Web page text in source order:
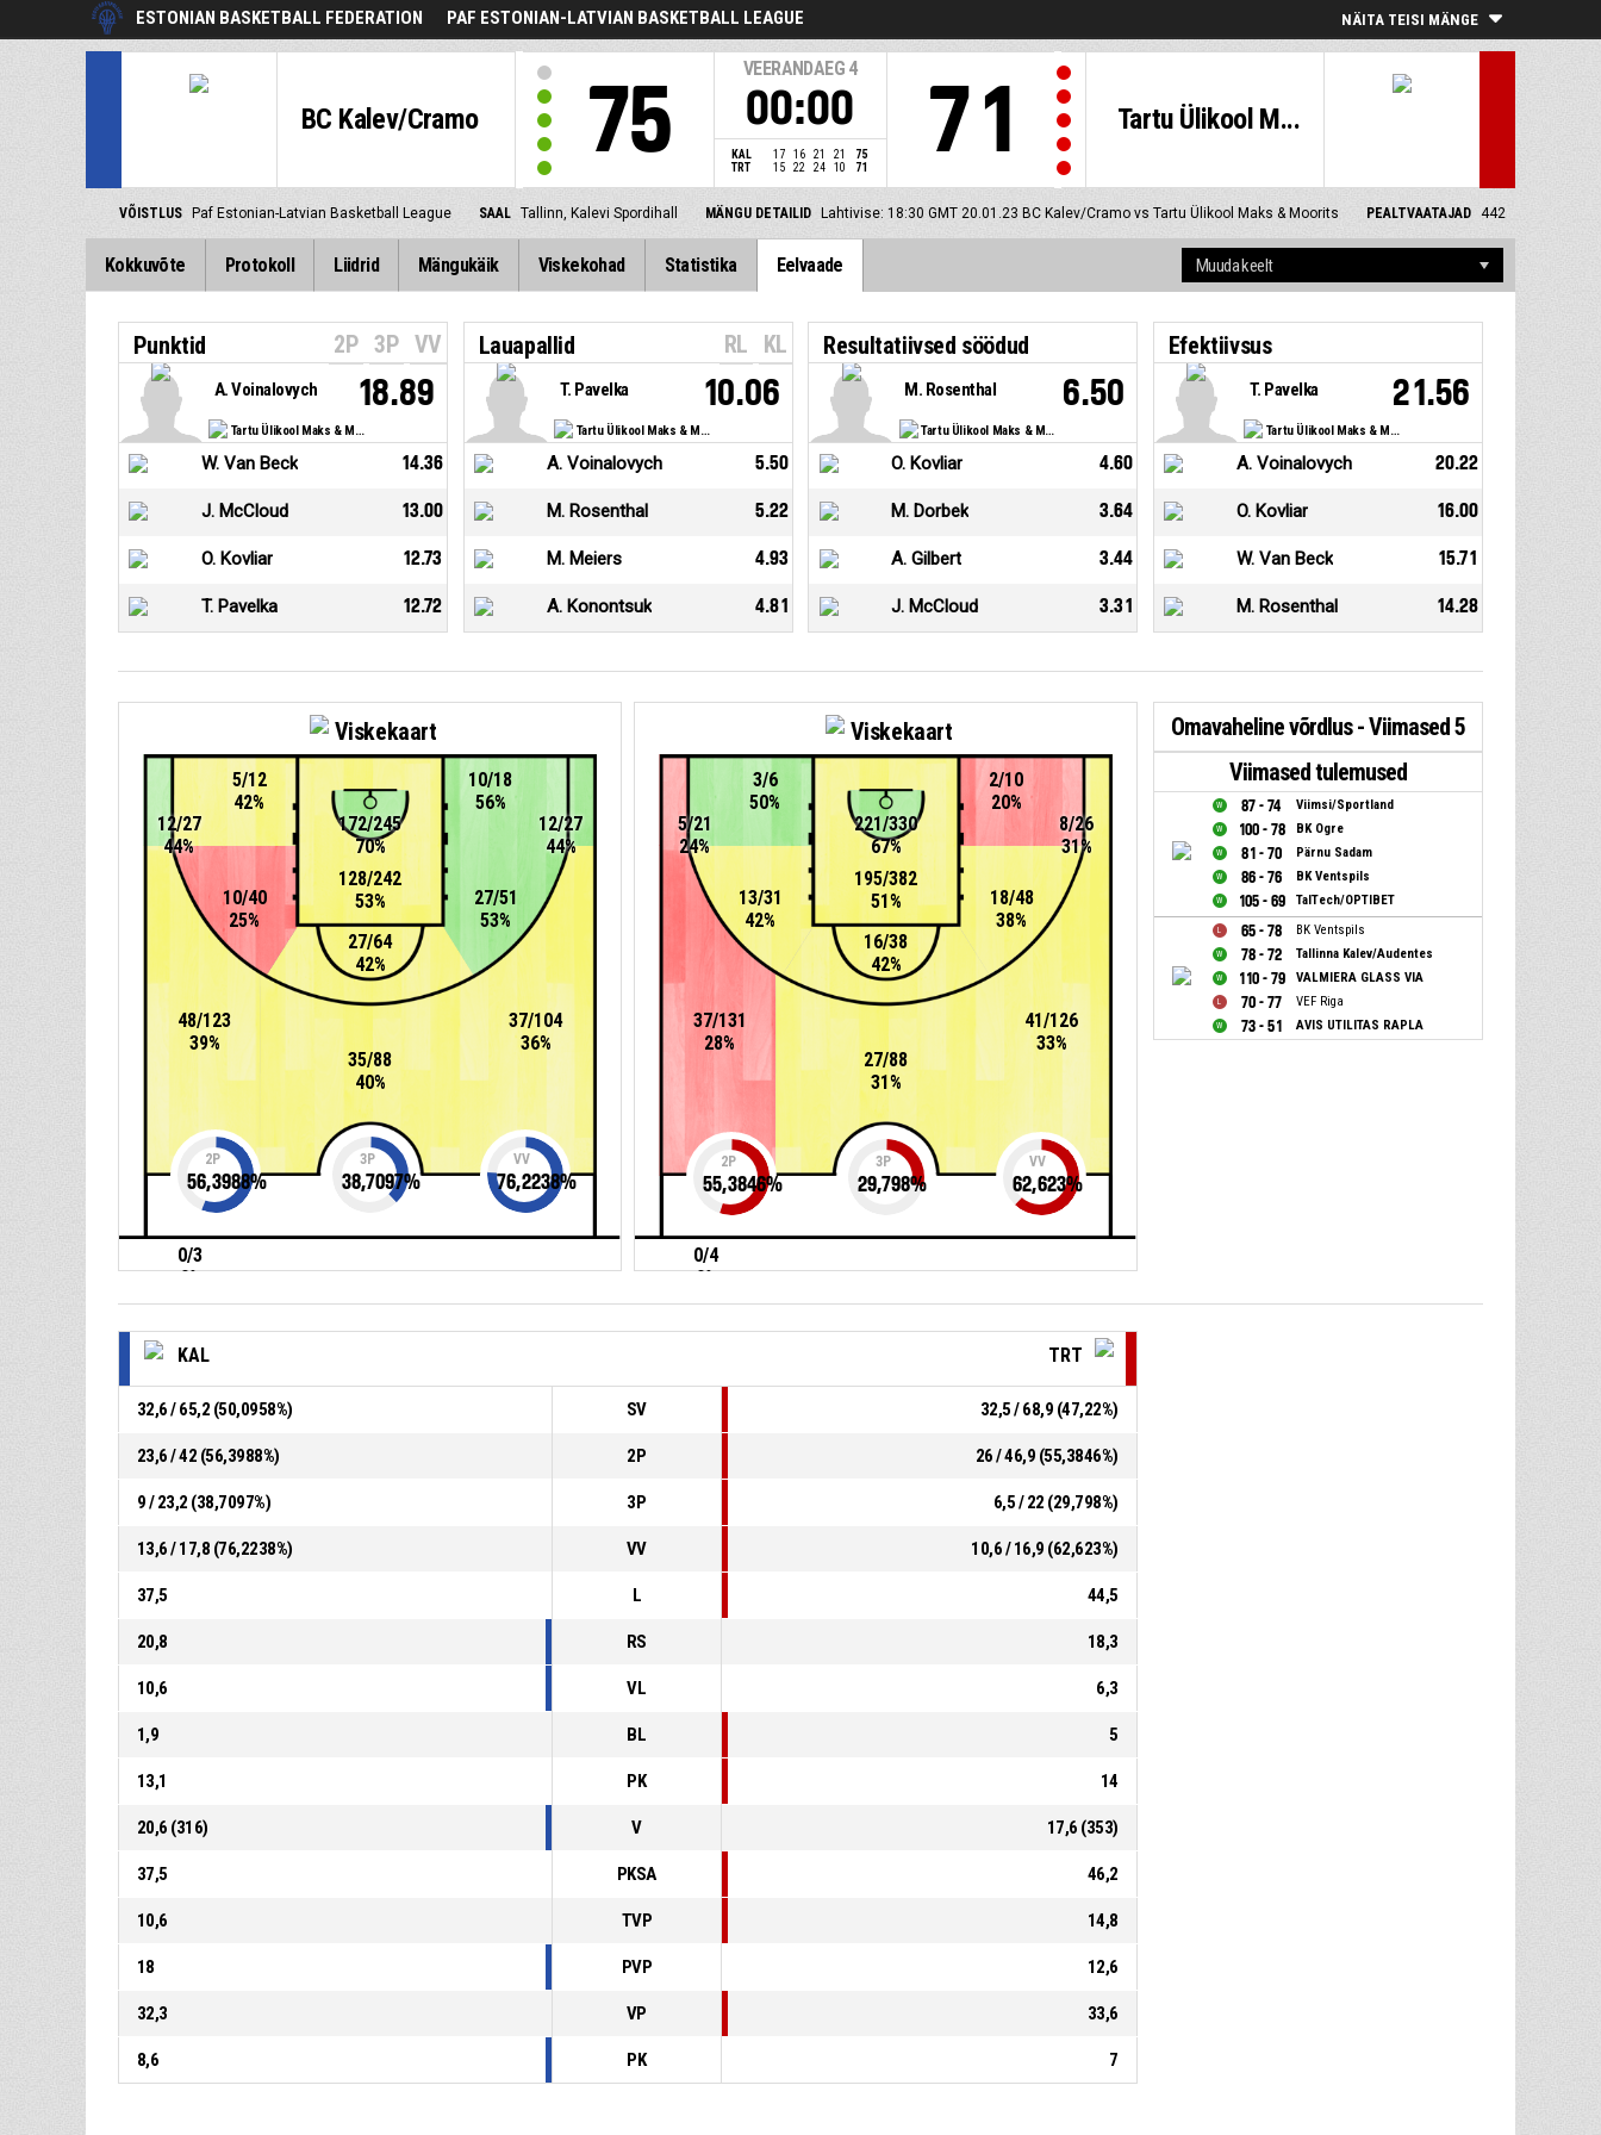
ESTONIAN BASKETBALL FEDERATION PAF ESTONIAN-LATVIAN BASKETBALL LEAGUE NÄITA TEISI MÄNGE
BC Kalev/Cramo 75
VEERANDAEG 4
00:00
KAL 17 16 21 21
75
TRT
15 22 24 10 71
Tartu Ülikool M...
71
VÕISTLUS Paf Estonian-Latvian Basketball League SAAL Tallinn, Kalevi Spordihall MÄNGU DETAILID Lahtivise: 18:30 GMT 20.01.23 BC Kalev/Cramo vs Tartu Ülikool Maks & Moorits PEALTVAATAJAD 442
Kokkuvõte Protokoll Liidrid Mängukäik Viskekohad Statistika Eelvaade
Punktid 2P 3P VV
Tartu Ülikool Maks & Moorits
A. Voinalovych 18.89
W. Van Beck 14.36
J. McCloud 13.00
O. Kovliar 12.73
T. Pavelka 12.72
Lauapallid RL KL
Tartu Ülikool Maks & Moorits
T. Pavelka 10.06
A. Voinalovych 5.50
M. Rosenthal 5.22
M. Meiers 4.93
A. Konontsuk 4.81
Resultatiivsed söödud
Tartu Ülikool Maks & Moorits
M. Rosenthal 6.50
O. Kovliar 4.60
M. Dorbek 3.64
A. Gilbert 3.44
J. McCloud 3.31
Efektiivsus
Tartu Ülikool Maks & Moorits
T. Pavelka 21.56
A. Voinalovych 20.22
O. Kovliar 16.00
W. Van Beck 15.71
M. Rosenthal 14.28
Viskekaart
27/64
42%
10/40
25%
5/12
42%
27/51
53%
10/18
56%
128/242
53%
172/245
70%
0/3
0%
35/88
40%
48/123
39%
12/27
44%
37/104
36%
12/27
44%
2P
56,3988%
3P
38,7097%
VV
76,2238%
Viskekaart
16/38
42%
13/31
42%
3/6
50%
18/48
38%
2/10
20%
195/382
51%
221/330
67%
0/4
0%
27/88
31%
37/131
28%
5/21
24%
41/126
33%
8/26
31%
2P
55,3846%
3P
29,798%
VV
62,623%
Omavaheline võrdlus - Viimased 5
mängu
Viimased tulemused
87 - 74 Viimsi/Sportland
100 - 78 BK Ogre
81 - 70 Pärnu Sadam
86 - 76 BK Ventspils
105 - 69 TalTech/OPTIBET
65 - 78 BK Ventspils
78 - 72 Tallinna Kalev/Audentes
110 - 79 VALMIERA GLASS VIA
70 - 77 VEF Riga
73 - 51 AVIS UTILITAS RAPLA
KAL TRT
32,6 / 65,2 (50,0958%) SV 32,5 / 68,9 (47,22%)
23,6 / 42 (56,3988%) 2P 26 / 46,9 (55,3846%)
9 / 23,2 (38,7097%) 3P 6,5 / 22 (29,798%)
13,6 / 17,8 (76,2238%) VV 10,6 / 16,9 (62,623%)
37,5 L 44,5
20,8 RS 18,3
10,6 VL 6,3
1,9 BL 5
13,1 PK 14
20,6 (316) V 17,6 (353)
37,5 PKSA 46,2
10,6 TVP 14,8
18 PVP 12,6
32,3 VP 33,6
8,6 PK 7